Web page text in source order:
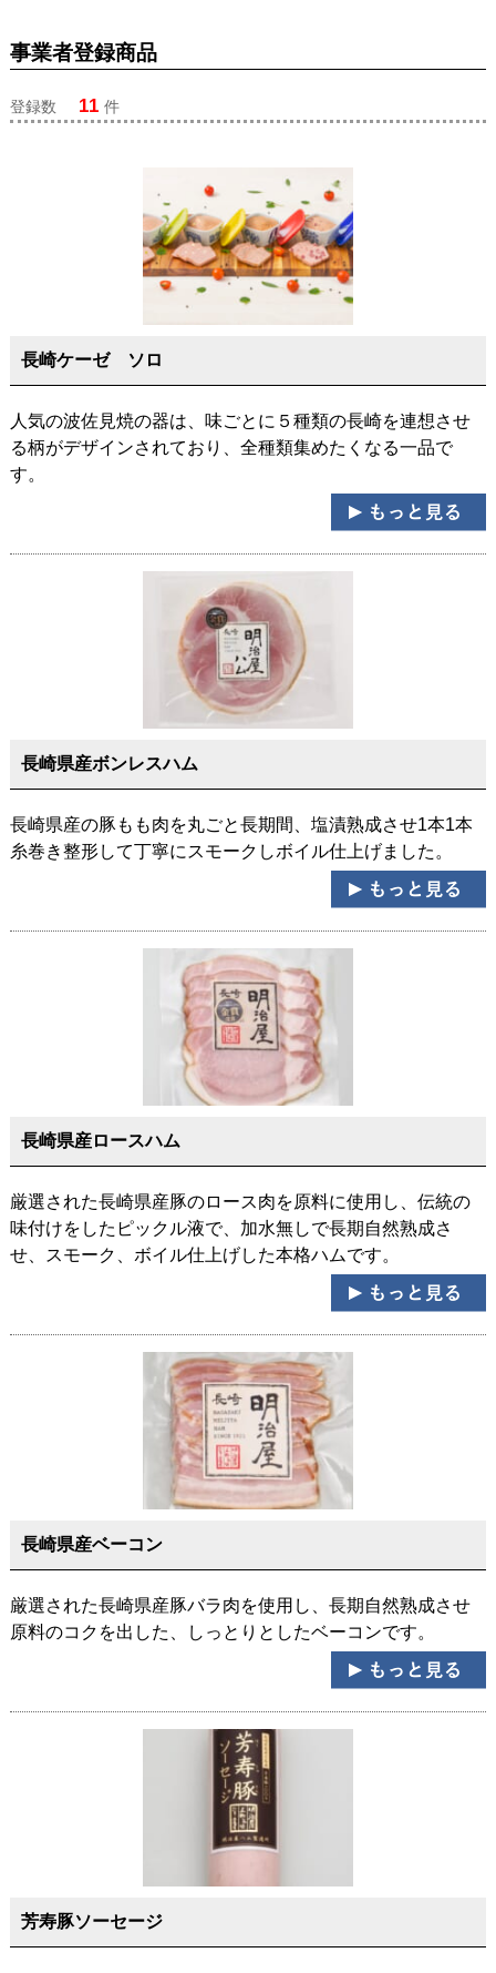
事業者登録商品
登録数 11 件
長崎ケーゼ ソロ
人気の波佐見焼の器は、味ごとに５種類の長崎を連想させ
る柄がデザインされており、全種類集めたくなる一品で
す。
長崎県産ボンレスハム
長崎県産の豚もも肉を丸ごと長期間、塩漬熟成させ1本1本
糸巻き整形して丁寧にスモークしボイル仕上げました。
長崎県産ロースハム
厳選された長崎県産豚のロース肉を原料に使用し、伝統の
味付けをしたピックル液で、加水無しで長期自然熟成さ
せ、スモーク、ボイル仕上げした本格ハムです。
長崎県産ベーコン
厳選された長崎県産豚バラ肉を使用し、長期自然熟成させ
原料のコクを出した、しっとりとしたベーコンです。
芳寿豚ソーセージ